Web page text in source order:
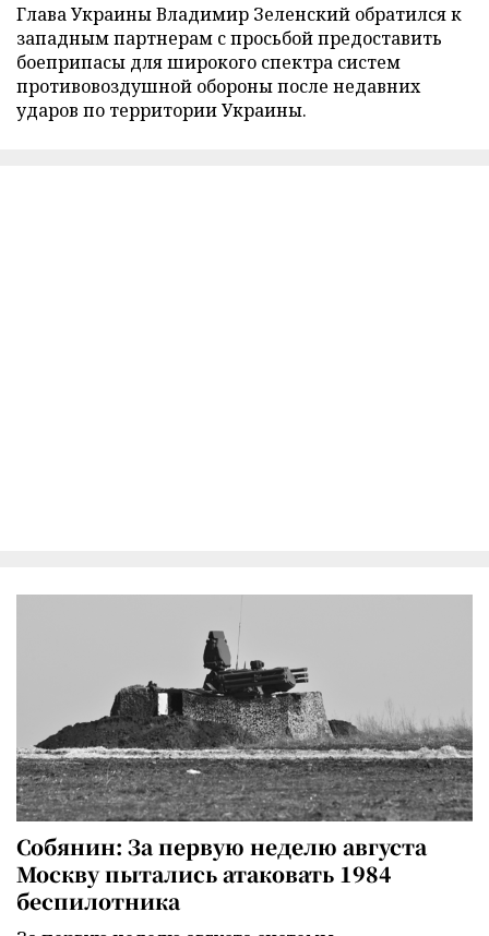
Глава Украины Владимир Зеленский обратился к
западным партнерам с просьбой предоставить
боеприпасы для широкого спектра систем
противовоздушной обороны после недавних
ударов по территории Украины.
Собянин: За первую неделю августа
Москву пытались атаковать 1984
беспилотника